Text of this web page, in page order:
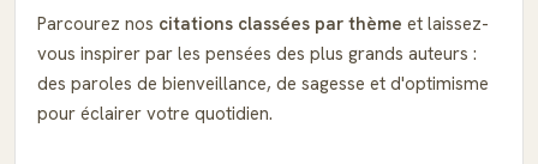
Parcourez nos citations classées par thème et laissez-
vous inspirer par les pensées des plus grands auteurs :
des paroles de bienveillance, de sagesse et d'optimisme
pour éclairer votre quotidien.